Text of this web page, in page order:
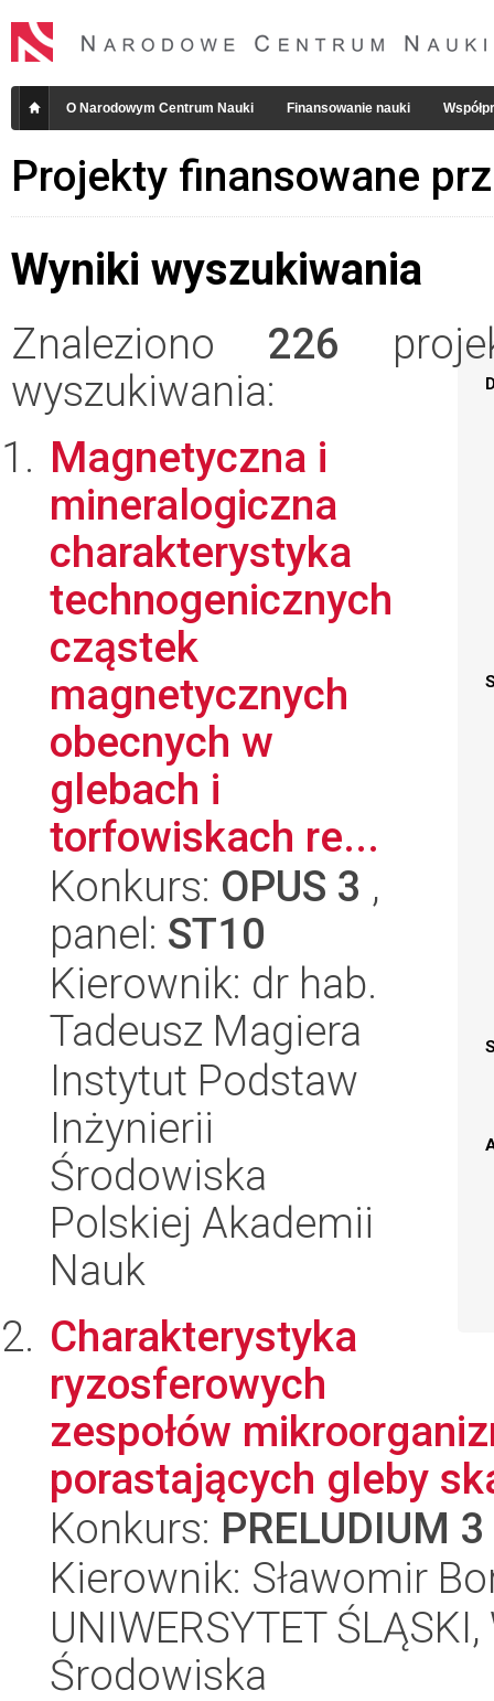
O Narodowym Centrum Nauki Finansowanie nauki
Projekty finansowane
Wyniki wyszukiwania
Znaleziono 226
wyszukiwania:
Magnetyczna i
mineralogiczna
charakterystyka
technogenicznych
cząstek
magnetycznych
obecnych w
glebach i
torfowiskach re...
Konkurs: OPUS 3 ,
panel: ST10
Kierownik: dr hab.
Tadeusz Magiera
Instytut Podstaw
Inżynierii
Środowiska
Polskiej Akademii
Nauk
Charakterystyka
ryzosferowych
zespołów
porastających gleby
Konkurs: PRELUDIUM 3
Kierownik: Sławomir
UNIWERSYTET
Środowiska